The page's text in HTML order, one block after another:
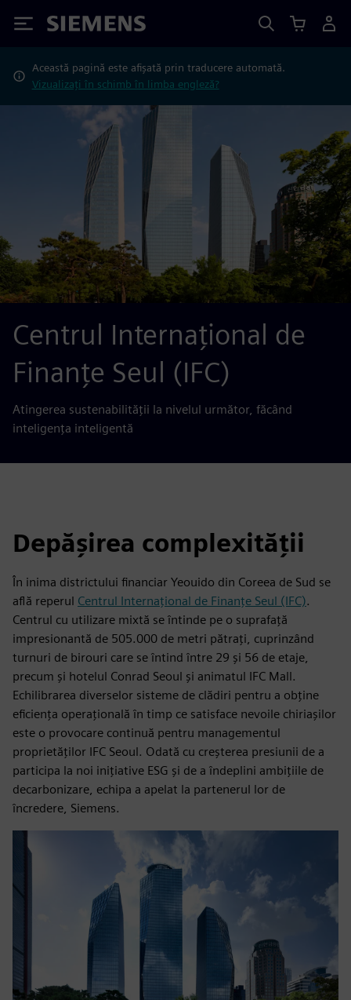
Siemens
Această pagină este afișată prin traducere automată.
Vizualizați în schimb în limba engleză?
Centrul Internațional de
Finanțe Seul (IFC)
Atingerea sustenabilității la nivelul următor, făcând
inteligența inteligentă
Depășirea complexității
În inima districtului financiar Yeouido din Coreea de Sud se
află reperul Centrul Internațional de Finanțe Seul (IFC).
Centrul cu utilizare mixtă se întinde pe o suprafață
impresionantă de 505.000 de metri pătrați, cuprinzând
turnuri de birouri care se întind între 29 și 56 de etaje,
precum și hotelul Conrad Seoul și animatul IFC Mall.
Echilibrarea diverselor sisteme de clădiri pentru a obține
eficiența operațională în timp ce satisface nevoile chiriașilor
este o provocare continuă pentru managementul
proprietăților IFC Seoul. Odată cu creșterea presiunii de a
participa la noi inițiative ESG și de a îndeplini ambițiile de
decarbonizare, echipa a apelat la partenerul lor de
încredere, Siemens.